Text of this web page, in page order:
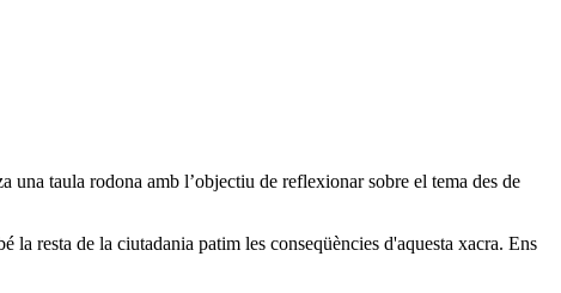
una taula rodona amb l’objectiu de reflexionar sobre el tema des de
resta de la ciutadania patim les conseqüències d'aquesta xacra. Ens